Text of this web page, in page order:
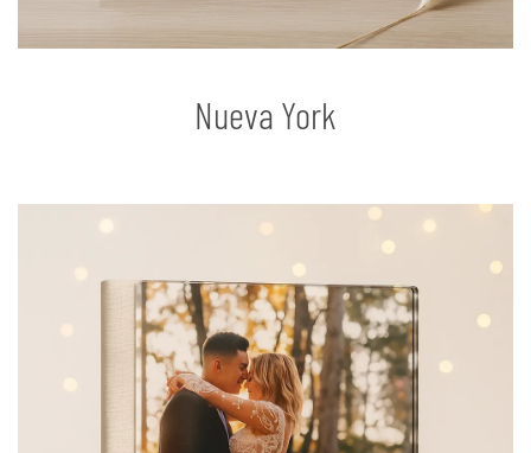
Nueva York